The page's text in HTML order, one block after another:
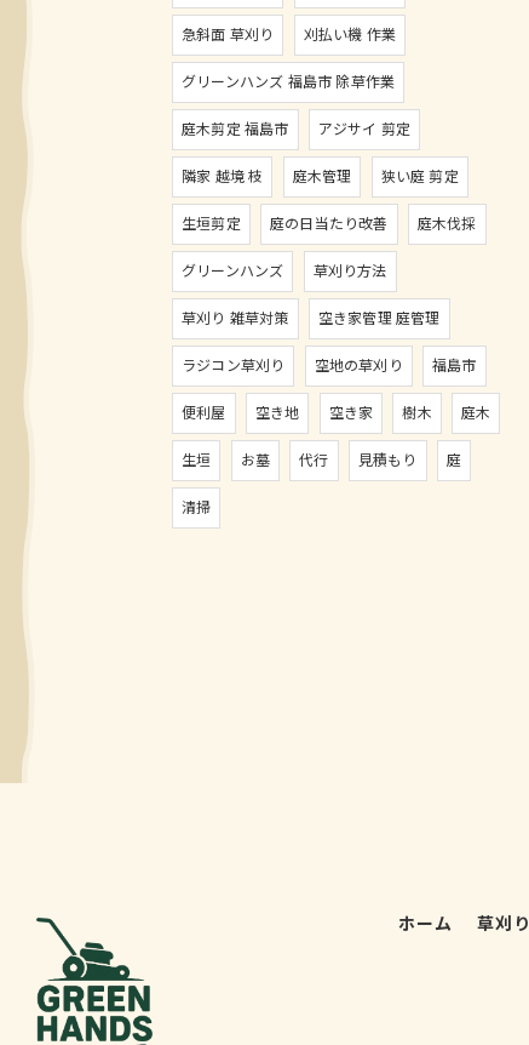
急斜面 草刈り
刈払い機 作業
グリーンハンズ 福島市 除草作業
庭木剪定 福島市
アジサイ 剪定
隣家 越境 枝
庭木管理
狭い庭 剪定
生垣剪定
庭の日当たり改善
庭木伐採
グリーンハンズ
草刈り方法
草刈り 雑草対策
空き家管理 庭管理
ラジコン草刈り
空地の草刈り
福島市
便利屋
空き地 空き家 樹木
庭木
生垣
お墓 代行 見積もり
庭
清掃
ホーム 草刈り